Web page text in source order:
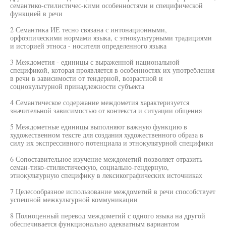
семантико-стилистичес-кими особенностями и специфической
функцией в речи
2 Семантика ИЕ тесно связана с интонационными,
орфоэпическими нормами языка, с этнокультурными традициями
и историей этноса - носителя определенного языка
3 Междометия - единицы с выраженной национальной
спецификой, которая проявляется в особенностях их употребления
в речи в зависимости от тендерной, возрастной и
социокультурной принадлежности субъекта
4 Семантическое содержание междометия характеризуется
значительной зависимостью от контекста и ситуации общения
5 Междометные единицы выполняют важную функцию в
художественном тексте для создания художественного образа в
силу их экспрессивного потенциала и этнокультурной специфики
6 Сопоставительное изучение междометий позволяет отразить
семан-тико-стилистическую, социально-гендерную,
этнокультурную специфику в лексикографических источниках
7 Целесообразное использование междометий в речи способствует
успешной межкультурной коммуникации
8 Полноценный перевод междометий с одного языка на другой
обеспечивается функционально адекватным вариантом